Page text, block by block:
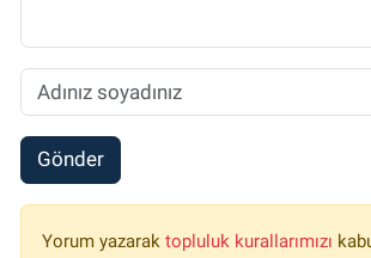
Gönder
Yorum yazarak topluluk kurallarımızı